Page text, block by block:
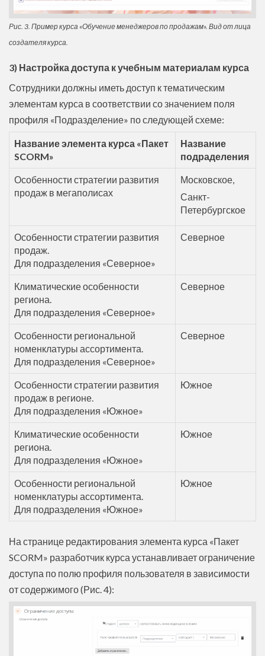
Рис. 3. Пример курса «Обучение менеджеров по продажам». Вид от лица
создателя курса.
3) Настройка доступа к учебным материалам курса
Сотрудники должны иметь доступ к тематическим
элементам курса в соответствии со значением поля
профиля «Подразделение» по следующей схеме:
Название элемента курса «Пакет
SCORM»
Название
подраделения
Особенности стратегии развития
продаж в мегаполисах
Московское,
Санкт-
Петербургское
Особенности стратегии развития
продаж.
Для подразделения «Северное»
Северное
Климатические особенности
региона.
Для подразделения «Северное»
Северное
Особенности региональной
номенклатуры ассортимента.
Для подразделения «Северное»
Северное
Особенности стратегии развития
продаж в регионе.
Для подразделения «Южное»
Южное
Климатические особенности
региона.
Для подразделения «Южное»
Южное
Особенности региональной
номенклатуры ассортимента.
Для подразделения «Южное»
Южное
На странице редактирования элемента курса «Пакет
SCORM» разработчик курса устанавливает ограничение
доступа по полю профиля пользователя в зависимости
от содержимого (Рис. 4):